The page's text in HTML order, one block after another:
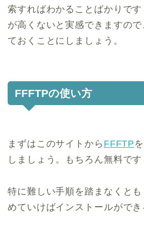
索すればわかることばかりで
が高くないと実感できますので
ておくことにしましょう。
FFFTPの使い方
まずはこのサイトから FFFTP
しましょう。もちろん無料です
特に難しい手順を踏まなくと
めていけばインストールができ